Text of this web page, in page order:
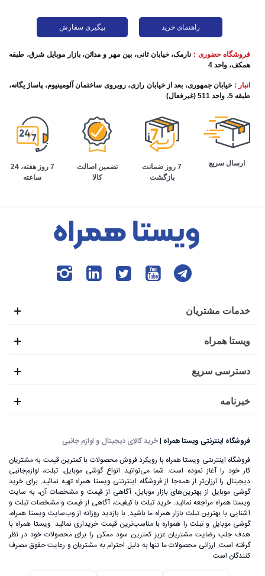
راهنمای خرید پیگیری سفارش
فروشگاه حضوری : نارمک، خیابان ثانی، بین مهر و مدائن، بازار موبایل شرق، طبقه
همکف، واحد 4
انبار : خیابان جمهوری، بعد از خیابان رازی، روبروی ساختمان آلومینیوم، پاساژ یگانه،
طبقه 5، واحد 511 (غیرفعال)
ارسال سریع
7 روز ضمانت
بازگشت
تضمین اصالت
کالا
7 روز هفته، 24
ساعته
خدمات مشتریان
ویستا همراه
دسترسی سریع
خبرنامه
فروشگاه اینترنتی ویستا همراه |خرید کالای دیجیتال و لوازم جانبی
فروشگاه اینترنتی ویستا همراه با رویکرد فروش محصولات با کمترین قیمت به مشتریان
کار خود را آغاز نموده است. شما می‌توانید انواع گوشی موبایل، تبلت، لوازم‌جانبی
دیجیتال را ارزان‌تر از همه‌جا از فروشگاه اینترنتی ویستا همراه تهیه نمائید. برای خرید
گوشی موبایل از بهترین‌های بازار موبایل، آگاهی از قیمت و مشخصات آن، به ‌سایت
ویستا همراه مراجعه نمائید. خرید تبلت با کیفیت، آگاهی از قیمت و مشخصات تبلت و
آشنایی با بهترین تبلت بازار همراه ما باشید. با بازدید روزانه از وب‌سایت ویستا همراه،
گوشی موبایل و تبلت را همواره با مناسب‌ترین قیمت خریداری نمائید. ویستا همراه با
هدف جلب رضایت مشتریان عزیز کمترین سود ممکن را برای محصولات خود در نظر
گرفته است. ارزانی محصولات ما تنها به دلیل احترام به مشتریان و رعایت حقوق مصرف
کنندگان است.